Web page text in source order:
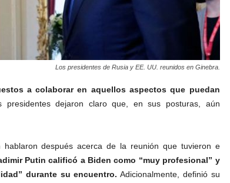
Los presidentes de Rusia y EE. UU. reunidos en Ginebra.
a colaborar en aquellos aspectos que puedan
presidentes dejaron claro que, en sus posturas, aún
después acerca de la reunión que tuvieron e
Putin calificó a Biden como “muy profesional” y
durante su encuentro. Adicionalmente, definió su